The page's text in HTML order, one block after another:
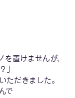
を置けませんが、
」
ただきました。
で